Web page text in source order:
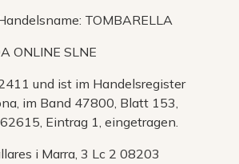
TOMBARELLA
ONLINE SLNE
und ist im Handelsregister
im Band 47800, Blatt 153,
Eintrag 1, eingetragen.
i Marra, 3 Lc 2 08203